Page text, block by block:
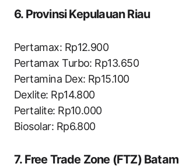
6. Provinsi Kepulauan Riau
Pertamax: Rp12.900
Pertamax Turbo: Rp13.650
Pertamina Dex: Rp15.100
Dexlite: Rp14.800
Pertalite: Rp10.000
Biosolar: Rp6.800
7. Free Trade Zone (FTZ) Batam